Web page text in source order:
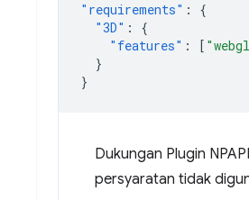
"requirements" :
{
"3D" :
{
"features" : [
}
}
Dukungan Plugin
persyaratan tidak